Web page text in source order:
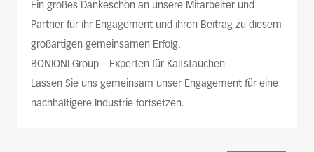
Ein großes Dankeschön an unsere Mitarbeiter und
Partner für ihr Engagement und ihren Beitrag zu diesem
großartigen gemeinsamen Erfolg.
BONIONI Group – Experten für Kaltstauchen
Lassen Sie uns gemeinsam unser Engagement für eine
nachhaltigere Industrie fortsetzen.